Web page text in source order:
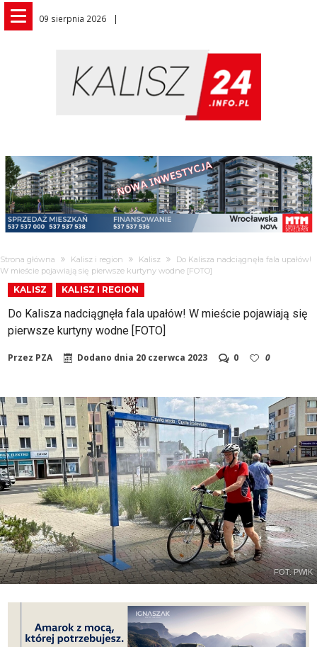
09 sierpnia 2026
Strona główna Kalisz i region Kalisz
Do Kalisza nadciągnęła fala upałów!
W mieście pojawiają się pierwsze kurtyny wodne [FOTO]
KALISZ KALISZ I REGION
Do Kalisza nadciągnęła fala upałów! W mieście pojawiają się
pierwsze kurtyny wodne [FOTO]
Przez PZA Dodano dnia 20 czerwca 2023 0 0
FOT. PWIK